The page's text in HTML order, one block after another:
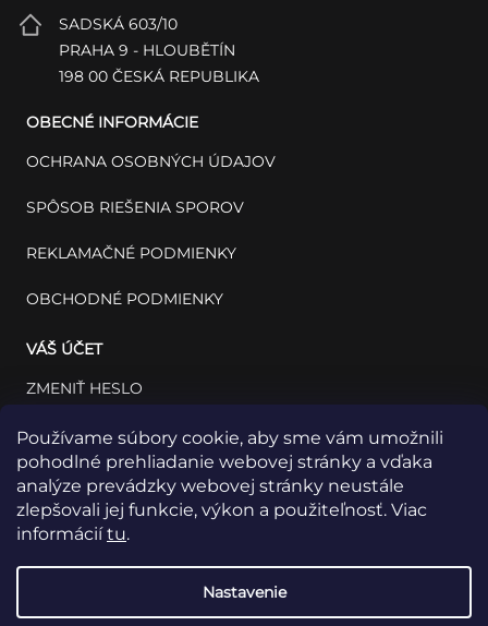
Používame súbory cookie, aby sme vám umožnili
pohodlné prehliadanie webovej stránky a vďaka
analýze prevádzky webovej stránky neustále
zlepšovali jej funkcie, výkon a použiteľnosť. Viac
informáciítu.
Nastavenie
SADSKÁ 603/10
PRAHA 9 - HLOUBĚTÍN
198 00 ČESKÁ REPUBLIKA
OBECNÉ INFORMÁCIE
OCHRANA OSOBNÝCH ÚDAJOV
SPÔSOB RIEŠENIA SPOROV
REKLAMAČNÉ PODMIENKY
OBCHODNÉ PODMIENKY
VÁŠ ÚČET
ZMENIŤ HESLO
VÁŠ PROFIL
VAŠE OBJEDNÁVKY